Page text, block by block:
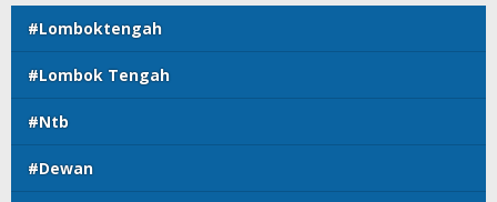
#Lomboktengah
#Lombok Tengah
#Ntb
#Dewan